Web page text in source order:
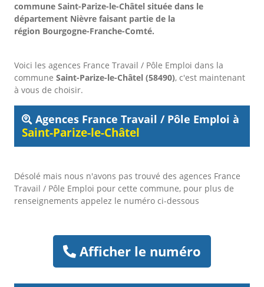
commune Saint-Parize-le-Châtel située dans le
département Nièvre faisant partie de la
région Bourgogne-Franche-Comté.
Voici les agences France Travail / Pôle Emploi dans la
commune Saint-Parize-le-Châtel (58490), c'est maintenant
à vous de choisir.
Agences France Travail / Pôle Emploi à
Saint-Parize-le-Châtel
Désolé mais nous n'avons pas trouvé des agences France
Travail / Pôle Emploi pour cette commune, pour plus de
renseignements appelez le numéro ci-dessous
Afficher le numéro